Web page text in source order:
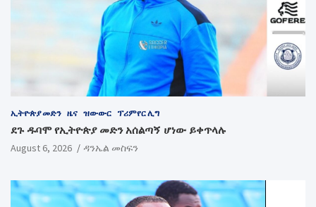
ኢትዮጵያ መድን ዜና ዝውውር ፕሪምየር ሊግ
ደጉ ዱባሞ የኢትዮጵያ መድን አሰልጣኝ ሆነው ይቀጥላሉ
August 6, 2026 ዳንኤል መስፍን